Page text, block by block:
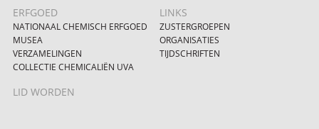
ERFGOED
NATIONAAL CHEMISCH ERFGOED
MUSEA
VERZAMELINGEN
COLLECTIE CHEMICALIËN UVA
LINKS
ZUSTERGROEPEN
ORGANISATIES
TIJDSCHRIFTEN
LID WORDEN